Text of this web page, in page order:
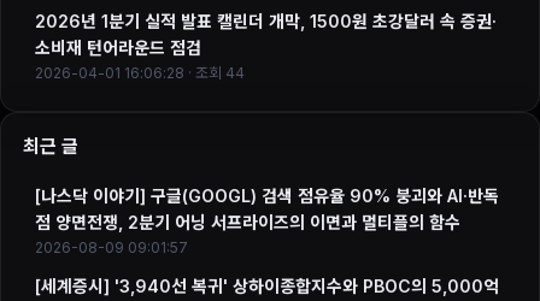
2026년 1분기 실적 발표 캘린더 개막, 1500원 초강달러 속 증권·
소비재 턴어라운드 점검
2026-04-01 16:06:28 · 조회 44
최근 글
[나스닥 이야기] 구글(GOOGL) 검색 점유율 90% 붕괴와 AI·반독
점 양면전쟁, 2분기 어닝 서프라이즈의 이면과 멀티플의 함수
2026-08-09 09:01:57
[세계증시] '3,940선 복귀' 상하이종합지수와 PBOC의 5,000억